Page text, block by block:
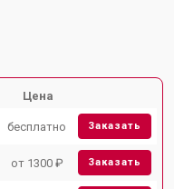
Цена
бесплатно Заказать
от 1300 ₽ Заказать